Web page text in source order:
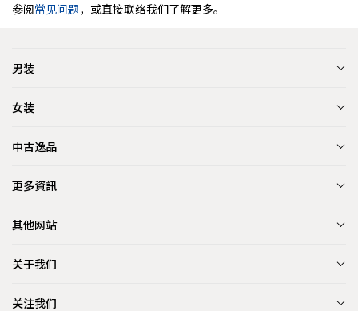
参阅常见问题，或直接联络我们了解更多。
男装
女装
中古逸品
更多資訊
其他网站
关于我们
关注我们